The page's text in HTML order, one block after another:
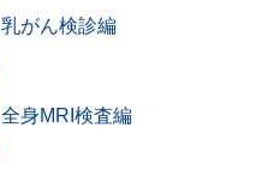
乳がん検診編
全身MRI検査編